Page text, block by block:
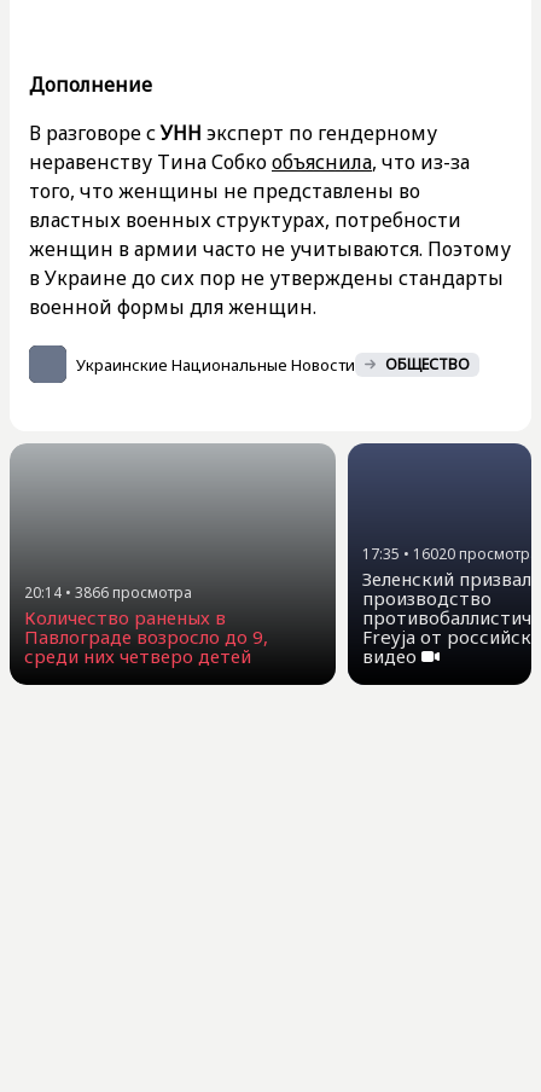
Дополнение
В разговоре сУНН эксперт по гендерному
неравенству Тина Собкообъяснила, что из-за
того, что женщины не представлены во
властных военных структурах, потребности
женщин в армии часто не учитываются. Поэтому
в Украине до сих пор не утверждены стандарты
военной формы для женщин.
Украинские Национальные Новости ОБЩЕСТВО
20:14 • 3866 просмотра
Количество раненых в
Павлограде возросло до 9,
среди них четверо детей
17:35 • 16020просмотра
Зеленский
производство
Freyja от
видео